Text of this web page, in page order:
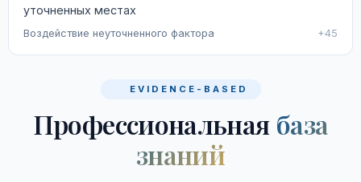
уточненных местах
Воздействие неуточненного фактора +45
EVIDENCE-BASED
Профессиональная база
знаний